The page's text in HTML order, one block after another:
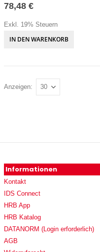
78,48 €
Exkl. 19% Steuern
IN DEN WARENKORB
Anzeigen
Informationen
Kontakt
IDS Connect
HRB App
HRB Katalog
DATANORM (Login erforderlich)
AGB